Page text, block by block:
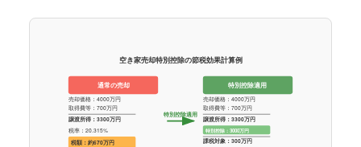
空き家売却特別控除の節税効果計算例
通常の売却
売却価格：4000万円
取得費等：700万円
譲渡所得：3300万円
税率：20.315%
税額：約670万円
特別控除適用
特別控除適用
売却価格：4000万円
取得費等：700万円
譲渡所得：3300万円
特別控除：3000万円
課税対象：300万円